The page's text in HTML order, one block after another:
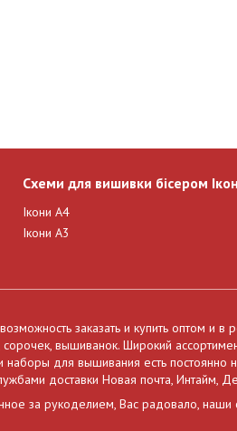
Схеми для вишивки бісером
Ікони А4
Ікони А3
заказать и купить оптом
вышиванок. Широкий
для вышивания есть постоянно
доставки Новая почта,
за рукоделием, Вас радовало,